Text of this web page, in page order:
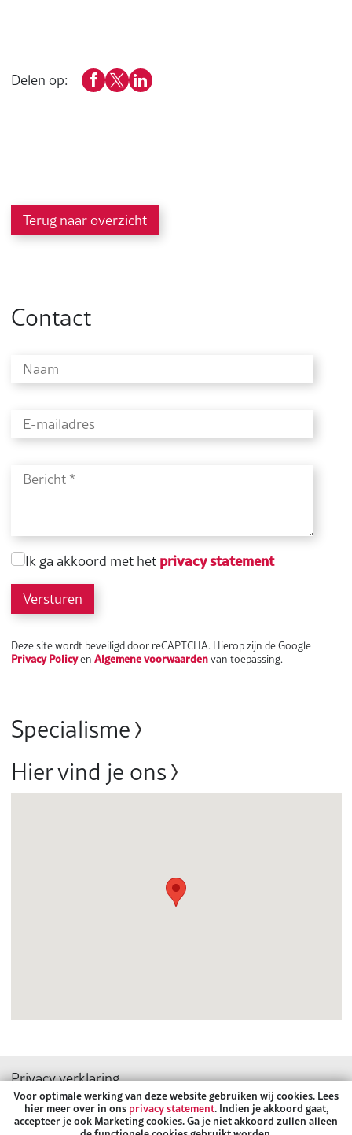
Delen op:
Terug naar overzicht
Contact
Ik ga akkoord met het privacy statement
Versturen
Deze site wordt beveiligd door reCAPTCHA. Hierop zijn de Google
Privacy Policyen Algemene voorwaardenvan toepassing.
Specialisme
Hier vind je ons
Privacy verklaring
Sitemap
Volg ons:
Voor optimale werking van deze website gebruiken wij cookies. Lees
hier meer over in ons privacy statement. Indien je akkoord gaat,
accepteer je ook Marketing cookies. Ga je niet akkoord zullen alleen